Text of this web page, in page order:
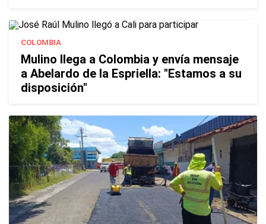
COLOMBIA
Mulino llega a Colombia y envía mensaje
a Abelardo de la Espriella: "Estamos a su
disposición"